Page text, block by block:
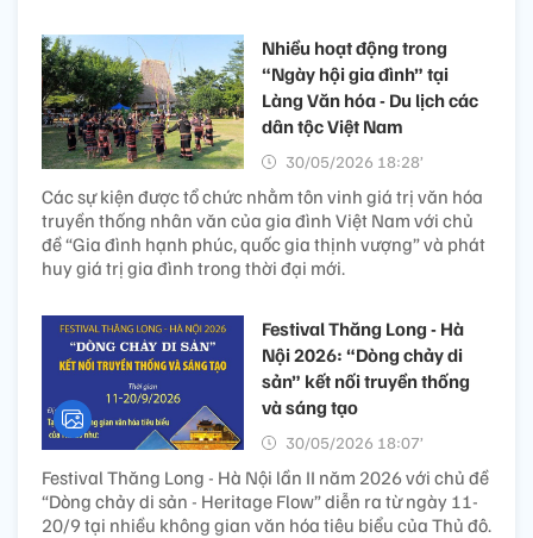
Nhiều hoạt động trong
“Ngày hội gia đình” tại
Làng Văn hóa - Du lịch các
dân tộc Việt Nam
30/05/2026 18:28’
Các sự kiện được tổ chức nhằm tôn vinh giá trị văn hóa
truyền thống nhân văn của gia đình Việt Nam với chủ
đề “Gia đình hạnh phúc, quốc gia thịnh vượng” và phát
huy giá trị gia đình trong thời đại mới.
Festival Thăng Long - Hà
Nội 2026: “Dòng chảy di
sản” kết nối truyền thống
và sáng tạo
30/05/2026 18:07’
Festival Thăng Long - Hà Nội lần II năm 2026 với chủ đề
“Dòng chảy di sản - Heritage Flow” diễn ra từ ngày 11-
20/9 tại nhiều không gian văn hóa tiêu biểu của Thủ đô.